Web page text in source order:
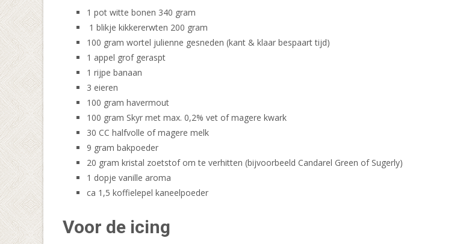
1 pot witte bonen 340 gram
1 blikje kikkererwten 200 gram
100 gram wortel julienne gesneden (kant & klaar bespaart tijd)
1 appel grof geraspt
1 rijpe banaan
3 eieren
100 gram havermout
100 gram Skyr met max. 0,2% vet of magere kwark
30 CC halfvolle of magere melk
9 gram bakpoeder
20 gram kristal zoetstof om te verhitten (bijvoorbeeld Candarel Green of Sugerly)
1 dopje vanille aroma
ca 1,5 koffielepel kaneelpoeder
Voor de icing